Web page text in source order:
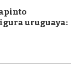
uruguaya: